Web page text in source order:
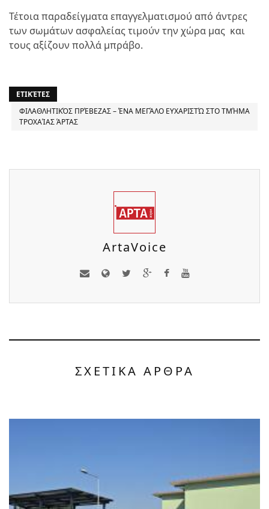
Τέτοια παραδείγματα επαγγελματισμού από άντρες
των σωμάτων ασφαλείας τιμούν την χώρα μας και
τους αξίζουν πολλά μπράβο.
ΕΤΙΚΈΤΕΣ
ΦΙΛΑΘΛΗΤΙΚΌΣ ΠΡΈΒΕΖΑΣ – ΈΝΑ ΜΕΓΆΛΟ ΕΥΧΑΡΙΣΤΏ ΣΤΟ ΤΜΉΜΑ
ΤΡΟΧΑΊΑΣ ΆΡΤΑΣ
ArtaVoice
ΣΧΕΤΙΚΑ ΑΡΘΡΑ